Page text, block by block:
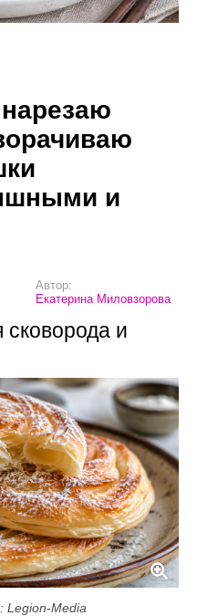
и
Автор:
Екатерина Миловзорова
сковорода и
Media